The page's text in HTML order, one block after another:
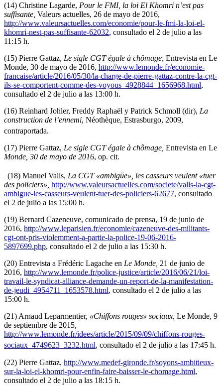
(14) Christine Lagarde, Pour le FMI, la loi El Khomri n’est pas
suffisante, Valeurs actuelles, 26 de mayo de 2016,
http://www.valeursactuelles.com/economie/pour-le-fmi-la-loi-el-
khomri-nest-pas-suffisante-62032, consultado el 2 de julio a las
11:15 h.
(15) Pierre Gattaz, Le sigle CGT égale à chômage, Entrevista en Le
Monde, 30 de mayo de 2016, http://www.lemonde.fr/economie-
francaise/article/2016/05/30/la-charge-de-pierre-gattaz-contre-la-cgt-
ils-se-comportent-comme-des-voyous_4928844_1656968.html,
consultado el 2 de julio a las 13:00 h.
(16) Reinhard Johler, Freddy Raphaël y Patrick Schmoll (dir), La
construction de l’ennemi, Néothèque, Estrasburgo, 2009,
contraportada.
(17) Pierre Gattaz, Le sigle CGT égale à chômage, Entrevista en Le
Monde, 30 de mayo de 2016, op. cit.
(18) Manuel Valls, La CGT «ambigüe», les casseurs veulent «tuer
des policiers», http://www.valeursactuelles.com/societe/valls-la-cgt-
ambigue-les-casseurs-veulent-tuer-des-policiers-62677, consultado
el 2 de julio a las 15:00 h.
(19) Bernard Cazeneuve, comunicado de prensa, 19 de junio de
2016, http://www.leparisien.fr/economie/cazeneuve-des-militants-
cgt-ont-pris-violemment-a-partie-la-police-19-06-2016-
5897699.php, consultado el 2 de julio a las 15:30 h.
(20) Entrevista a Frédéric Lagache en Le Monde, 21 de junio de
2016, http://www.lemonde.fr/police-justice/article/2016/06/21/loi-
travail-le-syndicat-alliance-demande-un-report-de-la-manifestation-
de-jeudi_4954711_1653578.html, consultado el 2 de julio a las
15:00 h.
(21) Arnaud Leparmentier, «Chiffons rouges» sociaux, Le Monde, 9
de septiembre de 2015,
http://www.lemonde.fr/idees/article/2015/09/09/chiffons-rouges-
sociaux_4749623_3232.html, consultado el 2 de julio a las 17:45 h.
(22) Pierre Gattaz, http://www.medef-gironde.fr/soyons-ambitieux-
sur-la-loi-el-khomri-pour-enfin-faire-baisser-le-chomage.html,
consultado el 2 de julio a las 18:15 h.